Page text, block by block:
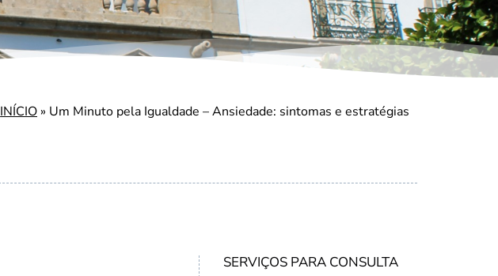
INÍCIO » Um Minuto pela Igualdade – Ansiedade: sintomas e estratégias
SERVIÇOS PARA CONSULTA